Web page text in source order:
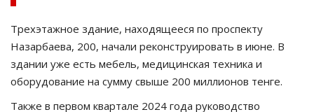
Трехэтажное здание, находящееся по проспекту
Назарбаева, 200, начали реконструировать в июне. В
здании уже есть мебель, медицинская техника и
оборудование на сумму свыше 200 миллионов тенге.
Также в первом квартале 2024 года руководство